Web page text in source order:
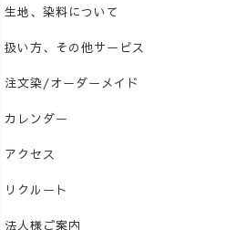
生地、染料について
扱い方、その他サービス
注文染/オーダーメイド
カレンダー
アクセス
リクルート
法人様ご案内